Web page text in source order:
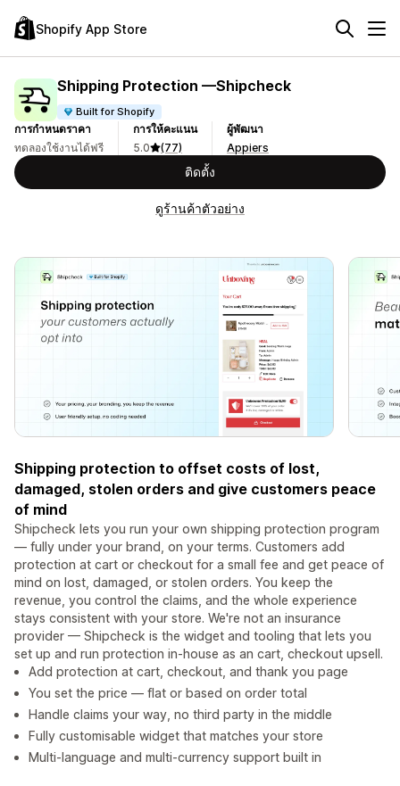
Shopify App Store
Shipping Protection —Shipcheck
Built for Shopify
การกำหนดราคา
ทดลองใช้งานได้ฟรี
การให้คะแนน
5.0
(77)
ผู้พัฒนา
Appiers
ติดตั้ง
ดูร้านค้าตัวอย่าง
Shipping protection to offset costs of lost,
damaged, stolen orders and give customers peace
of mind
Shipcheck lets you run your own shipping protection program
— fully under your brand, on your terms. Customers add
protection at cart or checkout for a small fee and get peace of
mind on lost, damaged, or stolen orders. You keep the
revenue, you control the claims, and the whole experience
stays consistent with your store. We're not an insurance
provider — Shipcheck is the widget and tooling that lets you
set up and run protection in-house as an cart, checkout upsell.
Add protection at cart, checkout, and thank you page
You set the price — flat or based on order total
Handle claims your way, no third party in the middle
Fully customisable widget that matches your store
Multi-language and multi-currency support built in